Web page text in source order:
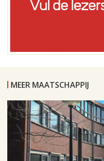
MEER MAATSCHAPPIJ